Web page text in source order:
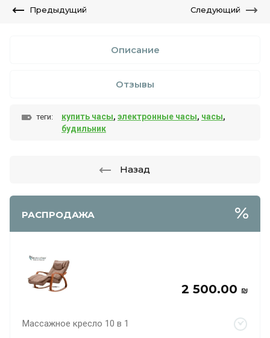
РАСПРОДАЖА
2 500.00 ₪
Массажное кресло 10 в 1
Предыдущий Следующий
Описание
Отзывы
теги: купить часы, электронные часы, часы,
будильник
Назад